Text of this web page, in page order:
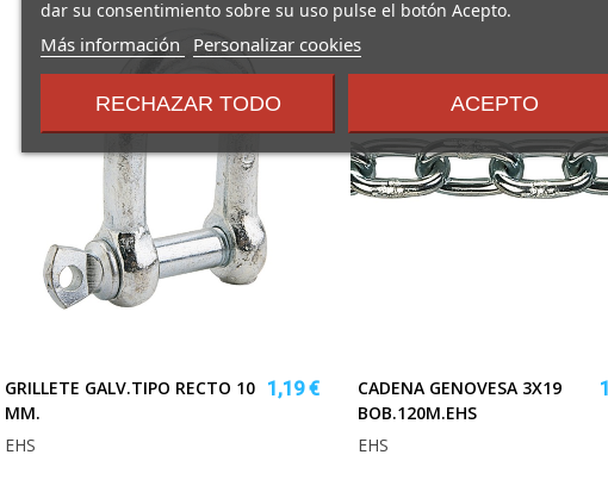
GRILLETE GALV.TIPO RECTO 10
MM.
1,19 €
EHS
CADENA GENOVESA 3X19
BOB.120M.EHS
EHS
dar su consentimiento sobre su uso pulse el botón Acepto.
Más información
sobre
y
condiciones
Personalizar cookies
RECHAZAR TODO ACEPTO